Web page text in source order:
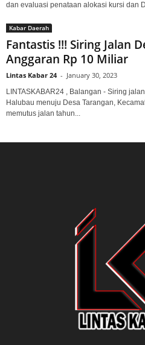
dan evaluasi penataan alokasi kursi dan
Kabar Daerah
Fantastis !!! Siring Jalan
Anggaran Rp 10 Miliar
Lintas Kabar 24 - January 30, 2023
LINTASKABAR24 , Balangan - Siring
Halubau menuju Desa Tarangan,
memutus jalan tahun...